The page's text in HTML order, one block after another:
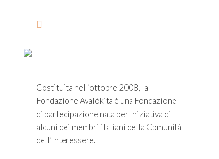
Costituita nell’ottobre 2008, la
Fondazione Avalòkita è una Fondazione
di partecipazione nata per iniziativa di
alcuni dei membri italiani della Comunità
dell’Interessere.